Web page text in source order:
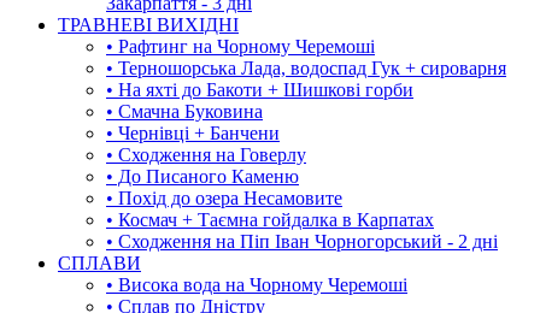
ТРАВНЕВІ ВИХІДНІ
• Рафтинг на Чорному Черемоші
• Терношорська Лада, водоспад Гук + сироварня
• На яхті до Бакоти + Шишкові горби
• Смачна Буковина
• Чернівці + Банчени
• Сходження на Говерлу
• До Писаного Каменю
• Похід до озера Несамовите
• Космач + Таємна гойдалка в Карпатах
• Сходження на Піп Іван Чорногорський - 2 дні
СПЛАВИ
• Висока вода на Чорному Черемоші
• Сплав по Дністру